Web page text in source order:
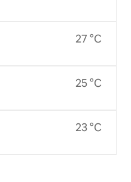
27 °C
25 °C
23 °C